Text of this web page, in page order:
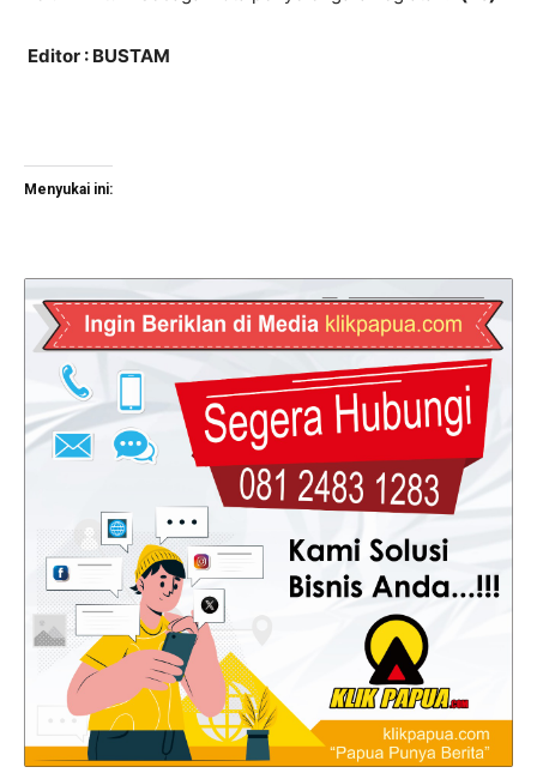
Editor : BUSTAM
Menyukai ini: